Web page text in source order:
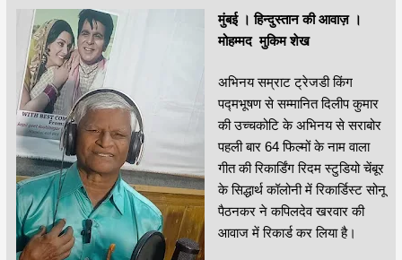
मुंबई । हिन्दुस्तान की आवाज़ ।
मोहम्मद मुकिम शेख
अभिनय सम्राट ट्रेजडी किंग
पद्मभूषण से सम्मानित दिलीप कुमार
की उच्चकोटि के अभिनय से सराबोर
पहली बार 64 फिल्मों के नाम वाला
गीत की रिकार्डिंग रिदम स्टुडियो चेंबूर
के सिद्धार्थ कॉलोनी में रिकार्डिस्ट सोनू
पैठनकर ने कपिलदेव खरवार की
आवाज में रिकार्ड कर लिया है।